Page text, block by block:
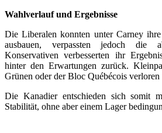
Wahlverlauf und Ergebnisse
Die Liberalen konnten unter Carney
ausbauen, verpassten jedoch die
Konservativen verbesserten ihr
hinter den Erwartungen zurück.
Grünen oder der Bloc Québécois verloren
Die Kanadier entschieden sich somit
Stabilität, ohne aber einem Lager